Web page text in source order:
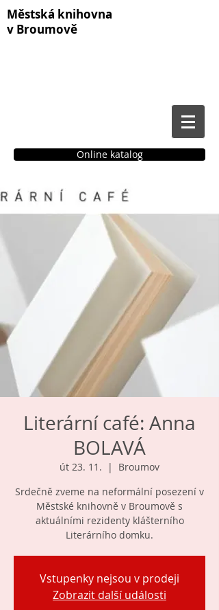
Městská knihovna
v Broumově
Online katalog
Čtenářské konto
Literární café: Anna
BOLAVÁ
út 23. 11.
  |
Broumov
Srdečně zveme na neformální posezení v
Městské knihovně v Broumově s
aktuálními rezidenty klášterního
Literárního domku.
Vstupenky nejsou v prodeji
Zobrazit další události